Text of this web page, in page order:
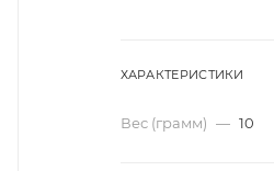
ХАРАКТЕРИСТИКИ
Вес (грамм) — 10